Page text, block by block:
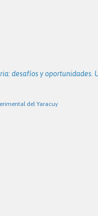
desafíos y
del Yaracuy